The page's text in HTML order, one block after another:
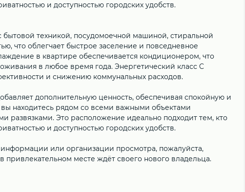
и доступностью городских удобств.
техникой, посудомоечной машиной, стиральной
что облегчает быстрое заселение и повседневное
в квартире обеспечивается кондиционером, что
в любое время года. Энергетический класс C
и снижению коммунальных расходов.
дополнительную ценность, обеспечивая спокойную и
находитесь рядом со всеми важными объектами
развязками. Это расположение идеально подходит тем, кто
и доступностью городских удобств.
или организации просмотра, пожалуйста,
привлекательном месте ждёт своего нового владельца.